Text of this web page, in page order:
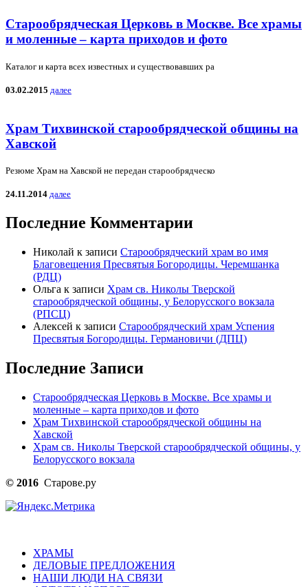
Старообрядческая Церковь в Москве. Все храмы
и моленные – карта приходов и фото
Каталог и карта всех известных и существовавших ра
03.02.2015 далее
Храм Тихвинской старообрядческой общины на
Хавской
Резюме Храм на Хавской не передан старообрядческо
24.11.2014 далее
Последние Комментарии
Николай к записи Старообрядческий храм во имя
Благовещения Пресвятыя Богородицы. Черемшанка
(РДЦ)
Ольга к записи Храм св. Николы Тверской
старообрядческой общины, у Белорусского вокзала
(РПСЦ)
Алексей к записи Старообрядческий храм Успения
Пресвятыя Богородицы. Германовичи (ДПЦ)
Последние Записи
Старообрядческая Церковь в Москве. Все храмы и
моленные – карта приходов и фото
Храм Тихвинской старообрядческой общины на
Хавской
Храм св. Николы Тверской старообрядческой общины, у
Белорусского вокзала
© 2016 Старове.ру
ХРАМЫ
ДЕЛОВЫЕ ПРЕДЛОЖЕНИЯ
НАШИ ЛЮДИ НА СВЯЗИ